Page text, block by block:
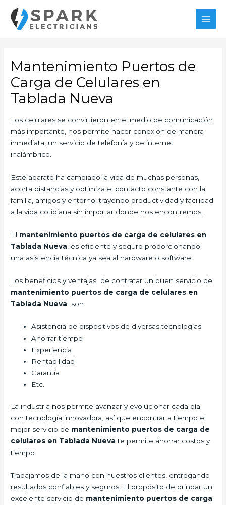
contenido
Mantenimiento Puertos de
Carga de Celulares en
Tablada Nueva
Los celulares se convirtieron en el medio de comunicación
más importante, nos permite hacer conexión de manera
inmediata, un servicio de telefonía y de internet
inalámbrico.
Este aparato ha cambiado la vida de muchas personas,
acorta distancias y optimiza el contacto constante con la
familia, amigos y entorno, trayendo productividad y facilidad
a la vida cotidiana sin importar donde nos encontremos.
El mantenimiento puertos de carga de celulares en
Tablada Nueva , es eficiente y seguro proporcionando
una asistencia técnica ya sea al hardware o software.
Los beneficios y ventajas de contratar un buen servicio de
mantenimiento puertos de carga de celulares en
Tablada Nueva son:
Asistencia de dispositivos de diversas tecnologías
Ahorrar tiempo
Experiencia
Rentabilidad
Garantía
Etc.
La industria nos permite avanzar y evolucionar cada día
con tecnología innovadora, así que encontrar a tiempo el
mejor servicio de mantenimiento puertos de carga de
celulares en Tablada Nueva te permite ahorrar costos y
tiempo.
Trabajamos de la mano con nuestros clientes, entregando
resultados confiables y seguros. El propósito de brindar un
excelente servicio de mantenimiento puertos de carga